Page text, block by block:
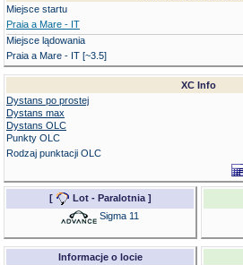
Miejsce startu
Praia a Mare - IT
Miejsce lądowania
Praia a Mare - IT [~3.5]
XC Info
Dystans po prostej
Dystans max
Dystans OLC
Punkty OLC
Rodzaj punktacji OLC
[ Lot - Paralotnia]
Sigma 11
Informacje o locie